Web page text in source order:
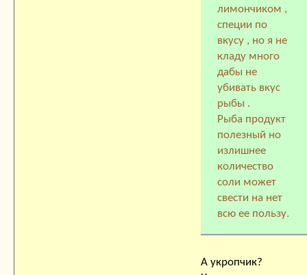
лимончиком ,
специи по
вкусу , но я не
кладу много
дабы не
убивать вкус
рыбы .
Рыба продукт
полезный но
излишнее
количество
соли может
свести на нет
всю ее пользу.
А укропчик?